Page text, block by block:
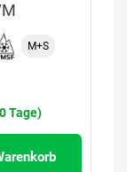
M+S
Tage)